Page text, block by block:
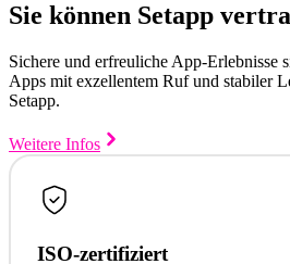
Sie können Setapp
Sichere und erfreuliche App-Erlebnisse
Apps mit exzellentem Ruf und stabiler
Setapp.
Weitere Infos
ISO-zertifiziert